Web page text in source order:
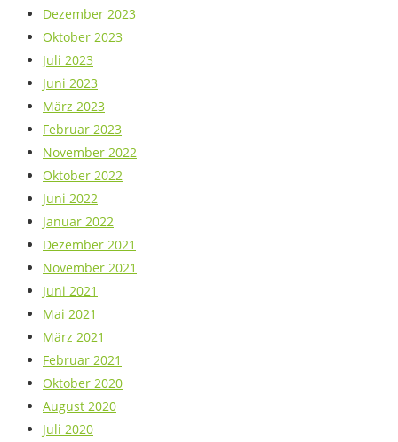
Dezember 2023
Oktober 2023
Juli 2023
Juni 2023
März 2023
Februar 2023
November 2022
Oktober 2022
Juni 2022
Januar 2022
Dezember 2021
November 2021
Juni 2021
Mai 2021
März 2021
Februar 2021
Oktober 2020
August 2020
Juli 2020